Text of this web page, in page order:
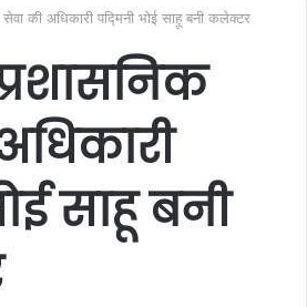
की अधिकारी पद्मिनी भोई साहू बनी कलेक्टर
साहू बनी